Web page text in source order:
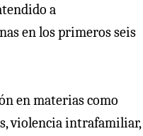
a
en los primeros seis
en materias como
violencia intrafamiliar,